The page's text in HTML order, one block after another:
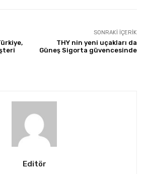
SONRAKI İÇERIK
THY nin yeni uçakları da
Güneş Sigorta güvencesinde
Editör